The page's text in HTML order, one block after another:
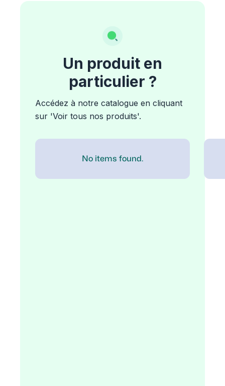
Un produit en
particulier ?
Accédez à notre catalogue en cliquant
sur 'Voir tous nos produits'.
No items found.